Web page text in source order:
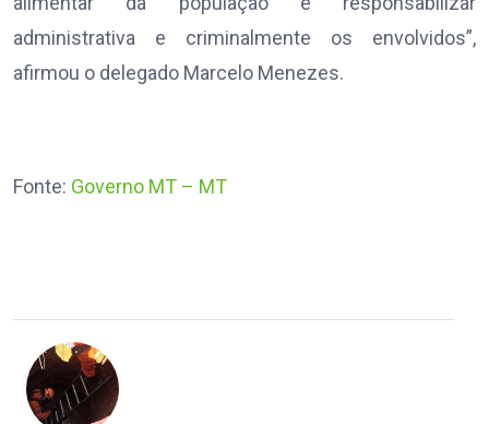
administrativa e criminalmente os envolvidos”,
afirmou o delegado Marcelo Menezes.
Fonte: Governo MT – MT